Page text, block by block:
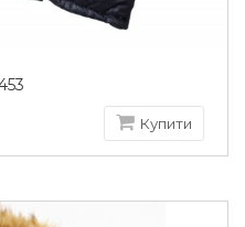
Купити